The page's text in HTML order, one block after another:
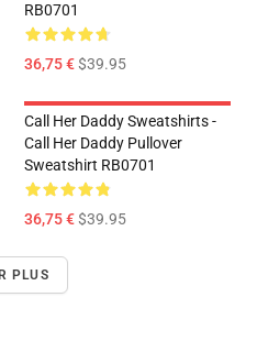
RB0701
36,75 €$39.95
Call Her Daddy Sweatshirts -
Call Her Daddy Pullover
Sweatshirt RB0701
36,75 €$39.95
PLUS